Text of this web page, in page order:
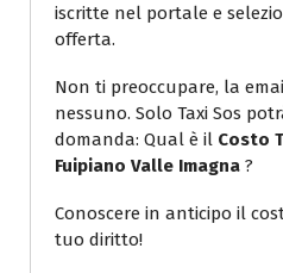
iscritte nel portale e
offerta.
Non ti preoccupare, la
nessuno. Solo Taxi Sos
domanda: Qual è il Costo
Fuipiano Valle Imagna ?
Conoscere in anticipo il
tuo diritto!